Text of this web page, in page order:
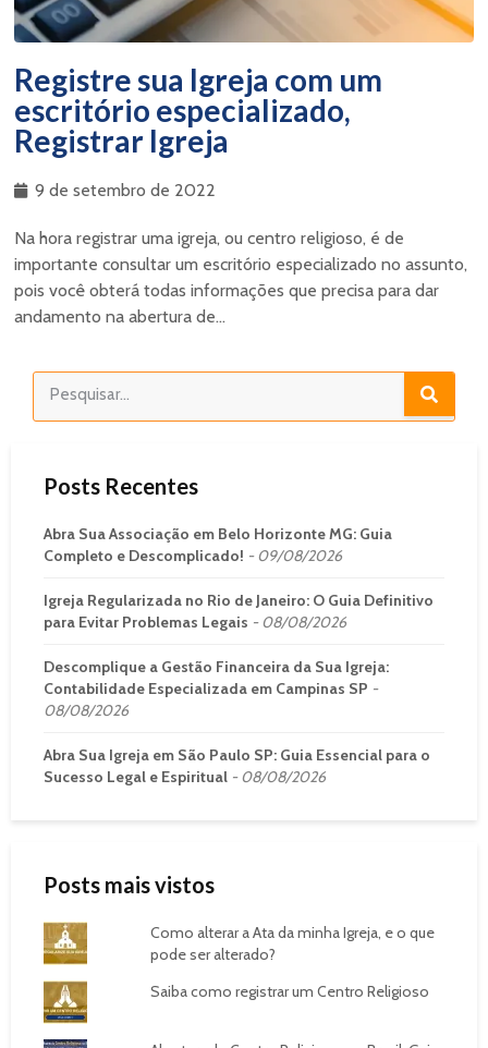
Registre sua Igreja com um
escritório especializado,
Registrar Igreja
9 de setembro de 2022
Na hora registrar uma igreja, ou centro religioso, é de
importante consultar um escritório especializado no assunto,
pois você obterá todas informações que precisa para dar
andamento na abertura de...
Posts Recentes
Abra Sua Associação em Belo Horizonte MG: Guia
Completo e Descomplicado!
09/08/2026
Igreja Regularizada no Rio de Janeiro: O Guia Definitivo
para Evitar Problemas Legais
08/08/2026
Descomplique a Gestão Financeira da Sua Igreja:
Contabilidade Especializada em Campinas SP
08/08/2026
Abra Sua Igreja em São Paulo SP: Guia Essencial para o
Sucesso Legal e Espiritual
08/08/2026
Posts mais vistos
Como alterar a Ata da minha Igreja, e o que
pode ser alterado?
Saiba como registrar um Centro Religioso